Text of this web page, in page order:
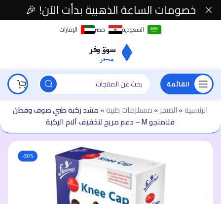
السعودية مصر الإمارات
القائمة
الرئيسية»المتجر»مستلزمات طبية»مشد ركبة طبي صوف وقطن
فلامنجو M – دعم مريح لتخفيف آلام الركبة
-50%
خصومات الساعة الذهبية بدأت الآن! 🎉